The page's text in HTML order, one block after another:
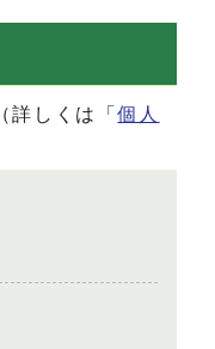
詳しくは「個人